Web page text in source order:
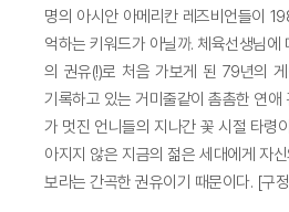
명의 아시안 아메리칸 레즈비언들이
억하는 키워드가 아닐까. 체육선생님에
의 권유(!)로 처음 가보게 된 79년의
기록하고 있는 거미줄같이 촘촘한 연애
가 멋진 언니들의 지나간 꽃 시절 타령
아지지 않은 지금의 젊은 세대에게 자
보라는 간곡한 권유이기 때문이다. [구